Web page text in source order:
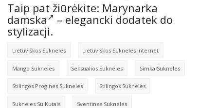
Taip pat žiūrėkite: Marynarka
damska
– elegancki dodatek do
stylizacji.
Lietuviškos Sukneles Lietuviskos Sukneles Internet
Mango Sukneles Seksualios Sukneles Simka Sukneles
Stilingos Progines Sukneles Stilingos Sukneles
Sukneles Su Kutais Sventines Sukneles